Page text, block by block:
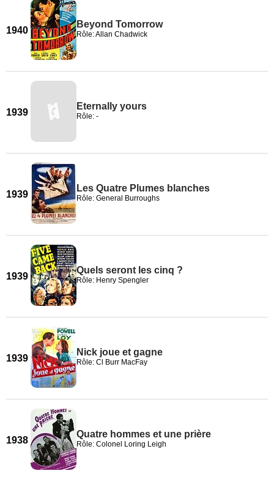
1940
Beyond Tomorrow
Rôle: Allan Chadwick
1939
Eternally yours
Rôle: -
1939
Les Quatre Plumes blanches
Rôle: General Burroughs
1939
Quels seront les cinq ?
Rôle: Henry Spengler
1939
Nick joue et gagne
Rôle: Cl Burr MacFay
1938
Quatre hommes et une prière
Rôle: Colonel Loring Leigh